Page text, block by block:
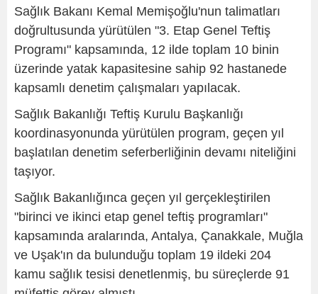
Sağlık Bakanı Kemal Memişoğlu'nun talimatları
doğrultusunda yürütülen "3. Etap Genel Teftiş
Programı" kapsamında, 12 ilde toplam 10 binin
üzerinde yatak kapasitesine sahip 92 hastanede
kapsamlı denetim çalışmaları yapılacak.
Sağlık Bakanlığı Teftiş Kurulu Başkanlığı
koordinasyonunda yürütülen program, geçen yıl
başlatılan denetim seferberliğinin devamı niteliğini
taşıyor.
Sağlık Bakanlığınca geçen yıl gerçekleştirilen
"birinci ve ikinci etap genel teftiş programları"
kapsamında aralarında, Antalya, Çanakkale, Muğla
ve Uşak'ın da bulunduğu toplam 19 ildeki 204
kamu sağlık tesisi denetlenmiş, bu süreçlerde 91